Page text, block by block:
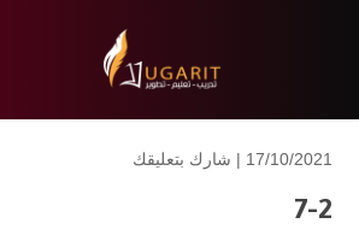
17/10/2021 | شارك بتعليقك
7-2